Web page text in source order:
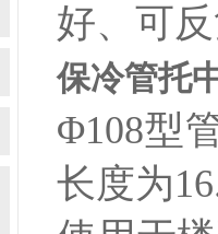
好、可
保冷管托
Φ108型
长度为